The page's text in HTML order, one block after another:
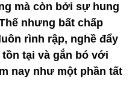
mà còn bởi sự hung
nhưng bất chấp
rình rập, nghề đẩy
tồn tại và gắn bó với
nay như một phần tất